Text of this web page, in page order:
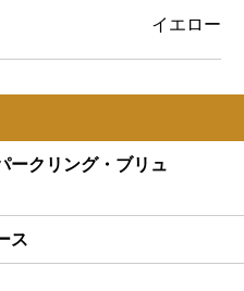
イエロー
ークリング・ブリュ
ス